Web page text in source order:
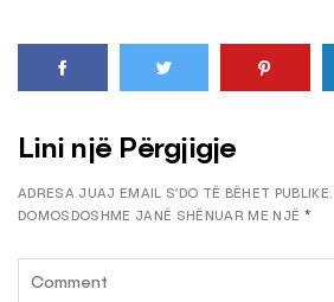
Lini një Përgjigje
ADRESA JUAJ EMAIL S’DO TË BËHET PUBLIKE.
DOMOSDOSHME JANË SHËNUAR ME NJË *